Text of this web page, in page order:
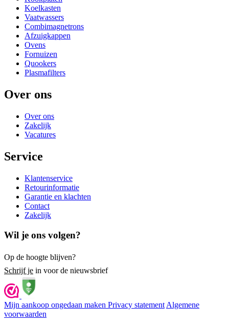
Koelkasten
Vaatwassers
Combimagnetrons
Afzuigkappen
Ovens
Fornuizen
Quookers
Plasmafilters
Over ons
Over ons
Zakelijk
Vacatures
Service
Klantenservice
Retourinformatie
Garantie en klachten
Contact
Zakelijk
Wil je ons volgen?
Op de hoogte blijven?
Schrijf je in voor de nieuwsbrief
Mijn aankoop ongedaan maken Privacy statement Algemene
voorwaarden